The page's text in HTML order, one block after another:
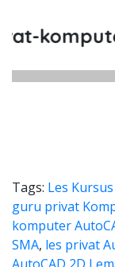
Tags: Les
guru privat
komputer
SMA, les privat
AutoCAD 2D